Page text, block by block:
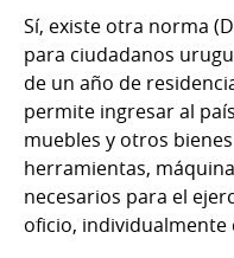
Sí, existe otra norma
para ciudadanos
de un año de
permite ingresar al
muebles y otros
herramientas,
necesarios para el
oficio, individualmente